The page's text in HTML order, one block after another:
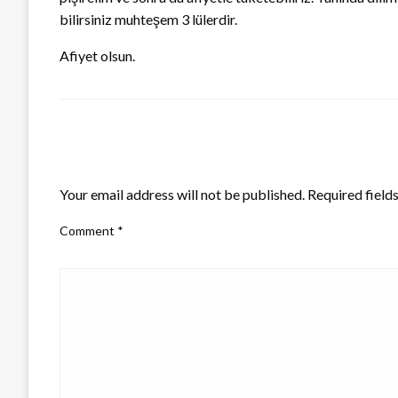
bilirsiniz muhteşem 3 lülerdir.
Afiyet olsun.
Your email address will not be published. Required
Comment *